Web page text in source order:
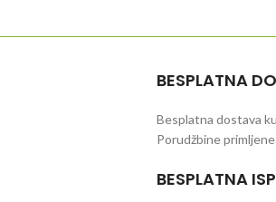
BESPLATNA
Besplatna dostava
Porudžbine
BESPLATNA